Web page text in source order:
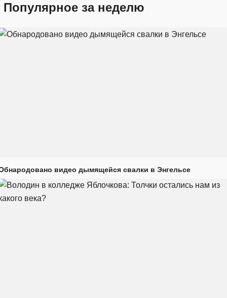
Популярное за неделю
видео дымящейся свалки в Энгельсе